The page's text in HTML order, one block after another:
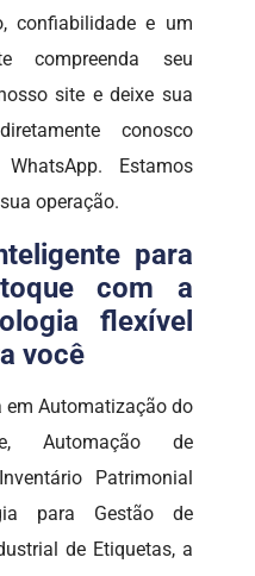
confiabilidade e um
compreenda seu
site e deixe sua
conosco
Estamos
operação.
para
com a
flexível
você
em Automatização do
Automação de
Patrimonial
para Gestão de
de Etiquetas, a